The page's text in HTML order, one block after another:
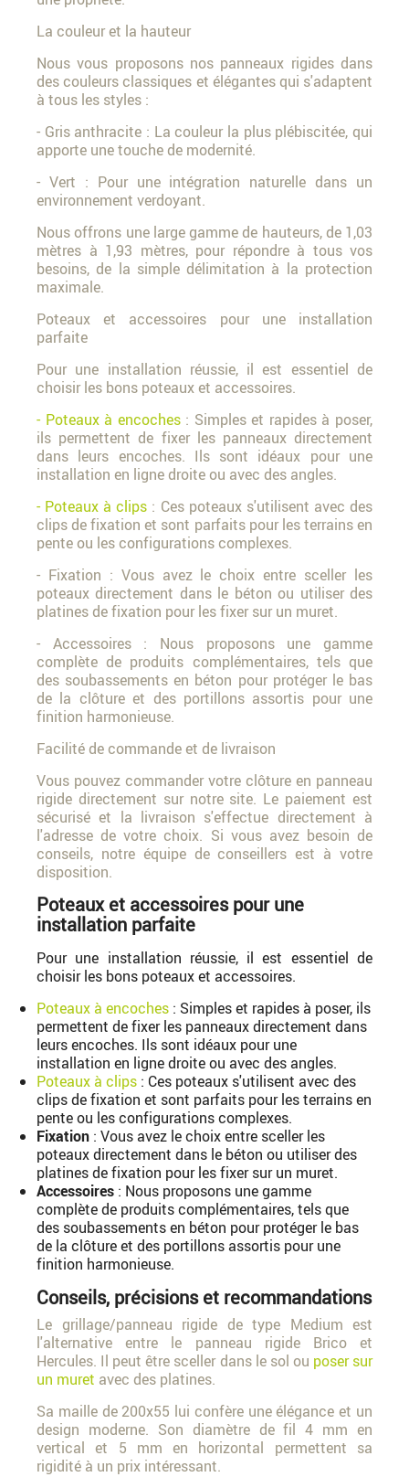
La couleur et la hauteur
Nous vous proposons nos panneaux rigides dans
des couleurs classiques et élégantes qui s'adaptent
à tous les styles :
- Gris anthracite : La couleur la plus plébiscitée, qui
apporte une touche de modernité.
- Vert : Pour une intégration naturelle dans un
environnement verdoyant.
Nous offrons une large gamme de hauteurs, de 1,03
mètres à 1,93 mètres, pour répondre à tous vos
besoins, de la simple délimitation à la protection
maximale.
Poteaux et accessoires pour une installation
parfaite
Pour une installation réussie, il est essentiel de
choisir les bons poteaux et accessoires.
- Poteaux à encoches: Simples et rapides à poser,
ils permettent de fixer les panneaux directement
dans leurs encoches. Ils sont idéaux pour une
installation en ligne droite ou avec des angles.
- Poteaux à clips : Ces poteaux s'utilisent avec des
clips de fixation et sont parfaits pour les terrains en
pente ou les configurations complexes.
- Fixation : Vous avez le choix entre sceller les
poteaux directement dans le béton ou utiliser des
platines de fixation pour les fixer sur un muret.
- Accessoires : Nous proposons une gamme
complète de produits complémentaires, tels que
des soubassements en béton pour protéger le bas
de la clôture et des portillons assortis pour une
finition harmonieuse.
Facilité de commande et de livraison
Vous pouvez commander votre clôture en panneau
rigide directement sur notre site. Le paiement est
sécurisé et la livraison s'effectue directement à
l'adresse de votre choix. Si vous avez besoin de
conseils, notre équipe de conseillers est à votre
disposition.
Poteaux et accessoires pour une
installation parfaite
Pour une installation réussie, il est essentiel de
choisir les bons poteaux et accessoires.
Poteaux à encoches : Simples et rapides à poser, ils
permettent de fixer les panneaux directement dans
leurs encoches. Ils sont idéaux pour une
installation en ligne droite ou avec des angles.
Poteaux à clips : Ces poteaux s'utilisent avec des
clips de fixation et sont parfaits pour les terrains en
pente ou les configurations complexes.
Fixation : Vous avez le choix entre sceller les
poteaux directement dans le béton ou utiliser des
platines de fixation pour les fixer sur un muret.
Accessoires : Nous proposons une gamme
complète de produits complémentaires, tels que
des soubassements en béton pour protéger le bas
de la clôture et des portillons assortis pour une
finition harmonieuse.
Conseils, précisions et recommandations
Le grillage/panneau rigide de type Medium est
l'alternative entre le panneau rigide Brico et
Hercules. Il peut être sceller dans le sol ou poser sur
un muret avec des platines.
Sa maille de 200x55 lui confère une élégance et un
design moderne. Son diamètre de fil 4 mm en
vertical et 5 mm en horizontal permettent sa
rigidité à un prix intéressant.